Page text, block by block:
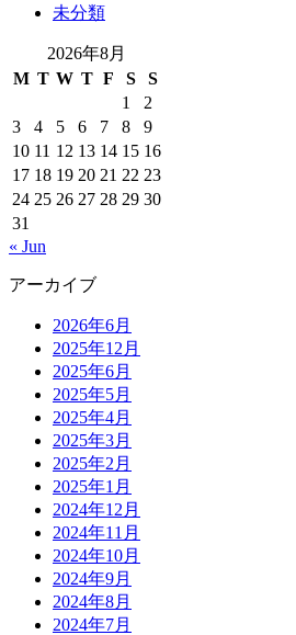
未分類
2026年8月
M T W T F S
S
1
2
3
4 5 6 7 8
9
10 11 12 13 14 15 16
17 18 19 20 21 22 23
24 25 26 27 28 29 30
31
« Jun
アーカイブ
2026年6月
2025年12月
2025年6月
2025年5月
2025年4月
2025年3月
2025年2月
2025年1月
2024年12月
2024年11月
2024年10月
2024年9月
2024年8月
2024年7月